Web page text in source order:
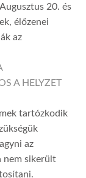
20. és
élőzenei
az
A HELYZET
tartózkodik
az
nem sikerült